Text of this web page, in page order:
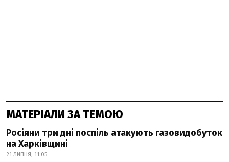
МАТЕРІАЛИ ЗА ТЕМОЮ
Росіяни три дні поспіль атакують газовидобуток
на Харківщині
21 ЛИПНЯ, 11:05